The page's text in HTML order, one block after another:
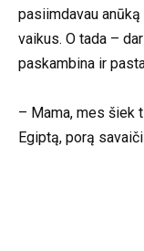
pasiimdavau
vaikus. O tada –
paskambina ir
– Mama, mes šiek
Egiptą, porą